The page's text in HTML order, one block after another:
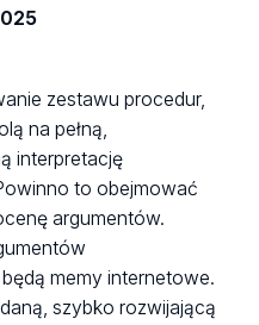
zestawu procedur,
na pełną,
interpretację
to obejmować
argumentów.
memy internetowe.
szybko rozwijającą